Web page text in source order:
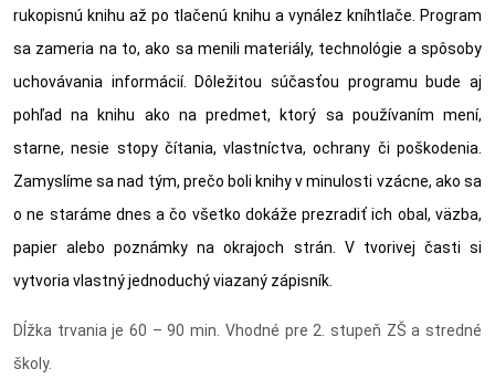
rukopisnú knihu až po tlačenú knihu a vynález kníhtlače. Program
sa zameria na to, ako sa menili materiály, technológie a spôsoby
uchovávania informácií. Dôležitou súčasťou programu bude aj
pohľad na knihu ako na predmet, ktorý sa používaním mení,
starne, nesie stopy čítania, vlastníctva, ochrany či poškodenia.
Zamyslíme sa nad tým, prečo boli knihy v minulosti vzácne, ako sa
o ne staráme dnes a čo všetko dokáže prezradiť ich obal, väzba,
papier alebo poznámky na okrajoch strán. V tvorivej časti si
vytvoria vlastný jednoduchý viazaný zápisník.
Dĺžka trvania je 60 – 90 min. Vhodné pre 2. stupeň ZŠ a stredné
školy.